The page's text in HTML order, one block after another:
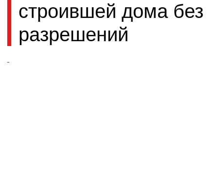
строившей дома без
разрешений